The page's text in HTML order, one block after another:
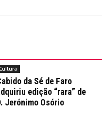
da Sé de Faro
edição “rara” de
Jerónimo Osório